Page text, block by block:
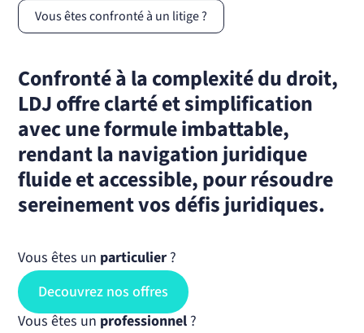
Vous êtes confronté à un litige ?
Confronté à la complexité du droit,
LDJ offre clarté et simplification
avec une formule imbattable,
rendant la navigation juridique
fluide et accessible, pour résoudre
sereinement vos défis juridiques.
Vous êtes un particulier ?
Decouvrez nos offres
Vous êtes un professionnel ?